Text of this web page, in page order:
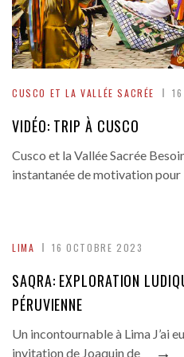
CUSCO ET LA VALLÉE SACRÉE
VIDÉO: TRIP À CUSCO
Cusco et la Vallée Sacrée
instantanée de motivation
LIMA 16 OCTOBRE 2023
SAQRA: EXPLORATION
PÉRUVIENNE
Un incontournable à Lima J’ai
invitation de Joaquin de
→